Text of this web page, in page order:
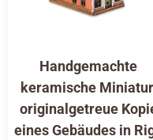
Handgemachte
keramische
originalgetreue
eines Gebäudes in